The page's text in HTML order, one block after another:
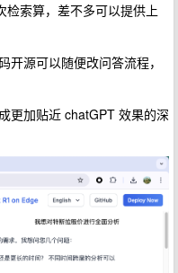
索算，差不多可以提供上
源可以随便改问答流程，
更加贴近 chatGPT 效果的深